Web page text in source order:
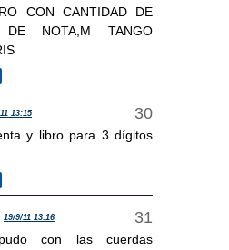
CON CANTIDAD DE
DE NOTA,M TANGO
13:15
y libro para 3 dígitos
19/9/11 13:16
con las cuerdas